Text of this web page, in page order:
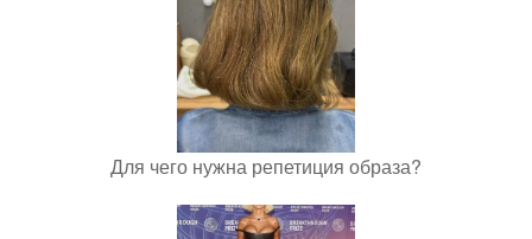
Для чего нужна репетиция образа?